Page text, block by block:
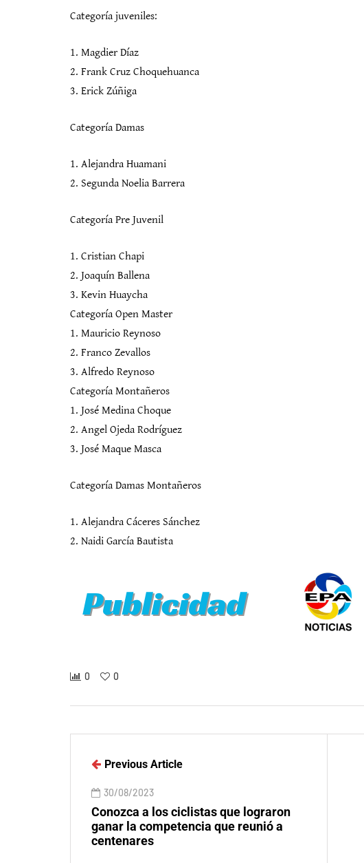
Categoría juveniles:
1. Magdier Díaz
2. Frank Cruz Choquehuanca
3. Erick Zúñiga
Categoría Damas
1. Alejandra Huamani
2. Segunda Noelia Barrera
Categoría Pre Juvenil
1. Cristian Chapi
2. Joaquín Ballena
3. Kevin Huaycha
Categoría Open Master
1. Mauricio Reynoso
2. Franco Zevallos
3. Alfredo Reynoso
Categoría Montañeros
1. José Medina Choque
2. Angel Ojeda Rodríguez
3. José Maque Masca
Categoría Damas Montañeros
1. Alejandra Cáceres Sánchez
2. Naidi García Bautista
0 0
Previous Article
30/08/2023
Conozca a los ciclistas que lograron
ganar la competencia que reunió a
centenares